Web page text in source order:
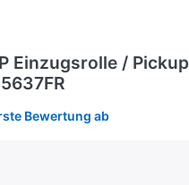
Einzugsrolle / Pickup
Bewertung ab